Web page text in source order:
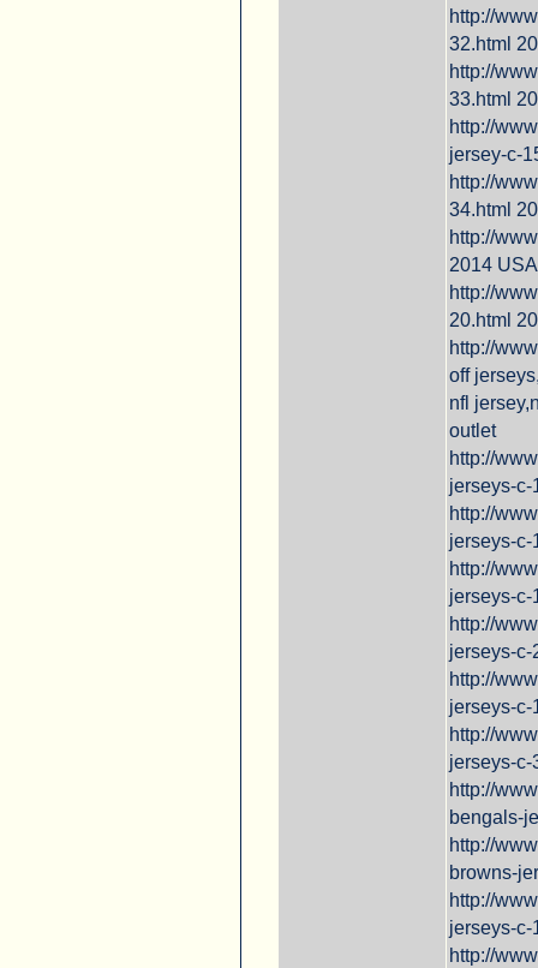
http://
32.html
http://
33.html
http://
jersey-c-
http://
34.html
http://
2014
http://
20.html
http://
off
nfl
outlet
http://
jerseys-
http://
jerseys-c-
http://
jerseys-
http://
jerseys-
http://
jerseys-
http://
jerseys-
http://
bengals-
http://
browns-
http://
jerseys-
http://